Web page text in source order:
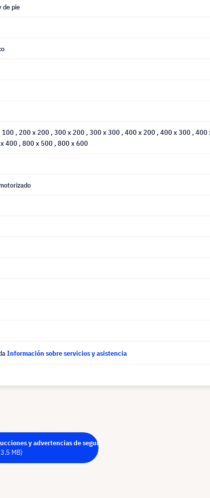
de pie
100 , 200 x 200 , 300 x 200 , 300 x 300 , 400 x 200 , 400 x 300 , 400
400 , 800 x 500 , 800 x 600
Información sobre servicios y asistencia
y advertencias de seguridad - PDF
MB)